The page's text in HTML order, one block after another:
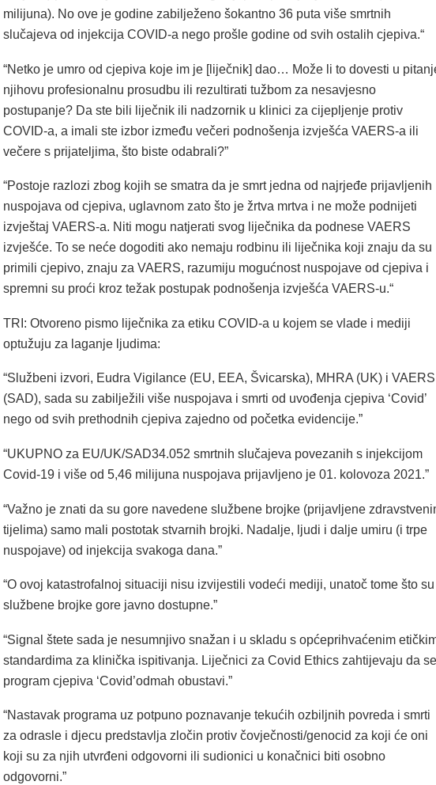
milijuna). No ove je godine zabilježeno šokantno 36 puta više smrtnih
slučajeva od injekcija COVID-a nego prošle godine od svih ostalih cjepiva.“
“Netko je umro od cjepiva koje im je [liječnik] dao… Može li to dovesti u
njihovu profesionalnu prosudbu ili rezultirati tužbom za nesavjesno
postupanje? Da ste bili liječnik ili nadzornik u klinici za cijepljenje protiv
COVID-a, a imali ste izbor između večeri podnošenja izvješća VAERS-a ili
večere s prijateljima, što biste odabrali?”
“Postoje razlozi zbog kojih se smatra da je smrt jedna od najrjeđe prijavljenih
nuspojava od cjepiva, uglavnom zato što je žrtva mrtva i ne može podnijeti
izvještaj VAERS-a. Niti mogu natjerati svog liječnika da podnese VAERS
izvješće. To se neće dogoditi ako nemaju rodbinu ili liječnika koji znaju da su
primili cjepivo, znaju za VAERS, razumiju mogućnost nuspojave od cjepiva i
spremni su proći kroz težak postupak podnošenja izvješća VAERS-u.“
TRI: Otvoreno pismo liječnika za etiku COVID-a u kojem se vlade i mediji
optužuju za laganje ljudima:
“Službeni izvori, Eudra Vigilance (EU, EEA, Švicarska), MHRA (UK) i VAERS
(SAD), sada su zabilježili više nuspojava i smrti od uvođenja cjepiva ‘Covid’
nego od svih prethodnih cjepiva zajedno od početka evidencije.”
“UKUPNO za EU/UK/SAD34.052 smrtnih slučajeva povezanih s injekcijom
Covid-19 i više od 5,46 milijuna nuspojava prijavljeno je 01. kolovoza 2021.”
“Važno je znati da su gore navedene službene brojke (prijavljene
tijelima) samo mali postotak stvarnih brojki. Nadalje, ljudi i dalje umiru (i trpe
nuspojave) od injekcija svakoga dana.”
“O ovoj katastrofalnoj situaciji nisu izvijestili vodeći mediji, unatoč tome što su
službene brojke gore javno dostupne.”
“Signal štete sada je nesumnjivo snažan i u skladu s općeprihvaćenim
standardima za klinička ispitivanja. Liječnici za Covid Ethics zahtijevaju da se
program cjepiva ‘Covid’odmah obustavi.”
“Nastavak programa uz potpuno poznavanje tekućih ozbiljnih povreda i smrti
za odrasle i djecu predstavlja zločin protiv čovječnosti/genocid za koji će oni
koji su za njih utvrđeni odgovorni ili sudionici u konačnici biti osobno
odgovorni.”